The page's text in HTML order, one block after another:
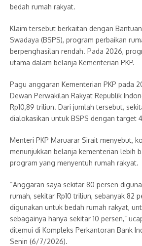
bedah rumah rakyat.
Klaim tersebut berkaitan dengan
Swadaya (BSPS), program perbaikan
berpenghasilan rendah. Pada 2026,
utama dalam belanja Kementerian PKP.
Pagu anggaran Kementerian PKP pada
Dewan Perwakilan Rakyat Republik
Rp10,89 triliun. Dari jumlah tersebut,
dialokasikan untuk BSPS dengan target
Menteri PKP Maruarar Sirait menyebut,
menunjukkan belanja kementerian lebih
program yang menyentuh rumah rakyat.
“Anggaran saya sekitar 80 persen
rumah, sekitar Rp10 triliun, sebanyak 82
digunakan untuk bedah rumah rakyat,
sebagainya hanya sekitar 10 persen,”
ditemui di Kompleks Perkantoran Bank
Senin (6/7/2026).